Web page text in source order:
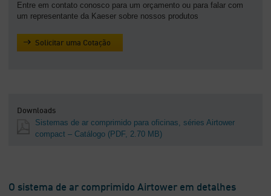
Entre em contato conosco para um orçamento ou para falar com
um representante da Kaeser sobre nossos produtos
Solicitar uma Cotação
Downloads
Sistemas de ar comprimido para oficinas, séries Airtower
compact – Catálogo (PDF, 2.70 MB)
O sistema de ar comprimido Airtower em detalhes